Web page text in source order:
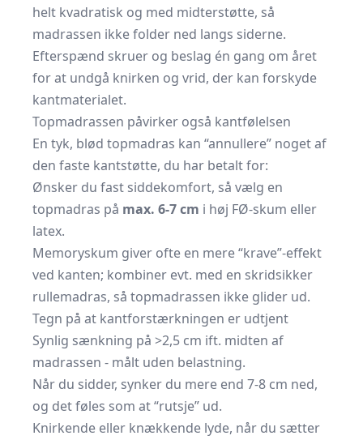
helt kvadratisk og med midterstøtte, så
madrassen ikke folder ned langs siderne.
Efterspænd skruer og beslag én gang om året
for at undgå knirken og vrid, der kan forskyde
kantmaterialet.
Topmadrassen påvirker også kantfølelsen
En tyk, blød topmadras kan “annullere” noget af
den faste kantstøtte, du har betalt for:
Ønsker du fast siddekomfort, så vælg en
topmadras på max. 6-7 cm i høj FØ-skum eller
latex.
Memoryskum giver ofte en mere “krave”-effekt
ved kanten; kombiner evt. med en skridsikker
rullemadras, så topmadrassen ikke glider ud.
Tegn på at kantforstærkningen er udtjent
Synlig sænkning på >2,5 cm ift. midten af
madrassen - målt uden belastning.
Når du sidder, synker du mere end 7-8 cm ned,
og det føles som at “rutsje” ud.
Knirkende eller knækkende lyde, når du sætter